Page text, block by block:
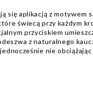
się aplikacją z motywem
świecą przy każdym
przyciskiem
z naturalnego
nie